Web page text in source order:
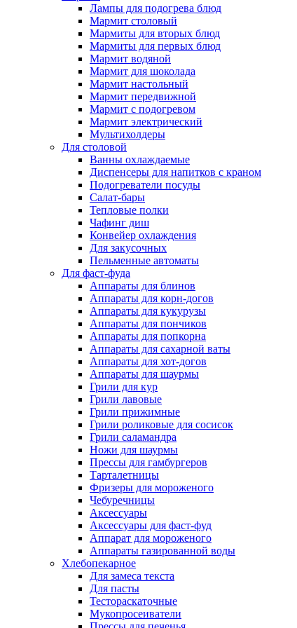
Лампы для подогрева блюд
Мармит столовый
Мармиты для вторых блюд
Мармиты для первых блюд
Мармит водяной
Мармит для шоколада
Мармит настольный
Мармит передвижной
Мармит с подогревом
Мармит электрический
Мультихолдеры
Для столовой
Ванны охлаждаемые
Диспенсеры для напитков с краном
Подогреватели посуды
Салат-бары
Тепловые полки
Чафинг диш
Конвейер охлаждения
Для закусочных
Пельменные автоматы
Для фаст-фуда
Аппараты для блинов
Аппараты для корн-догов
Аппараты для кукурузы
Аппараты для пончиков
Аппараты для попкорна
Аппараты для сахарной ваты
Аппараты для хот-догов
Аппараты для шаурмы
Грили для кур
Грили лавовые
Грили прижимные
Грили роликовые для сосисок
Грили саламандра
Ножи для шаурмы
Прессы для гамбургеров
Тарталетницы
Фризеры для мороженого
Чебуречницы
Аксессуары
Аксессуары для фаст-фуд
Аппарат для мороженого
Аппараты газированной воды
Хлебопекарное
Для замеса текста
Для пасты
Тестораскаточные
Мукопросеиватели